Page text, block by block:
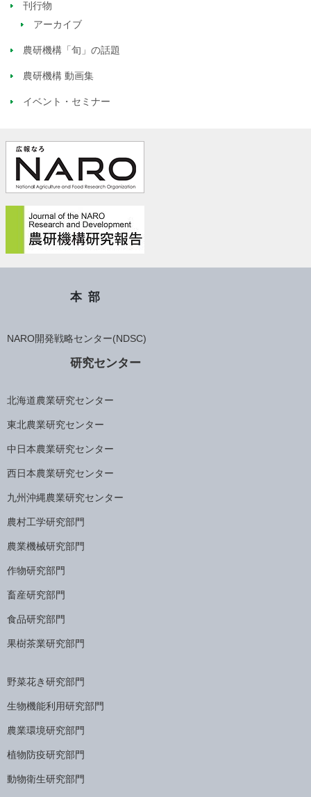
刊行物
アーカイブ
農研機構「旬」の話題
農研機構 動画集
イベント・セミナー
本部
NARO開発戦略センター(NDSC)
研究センター
北海道農業研究センター
東北農業研究センター
中日本農業研究センター
西日本農業研究センター
九州沖縄農業研究センター
農村工学研究部門
農業機械研究部門
作物研究部門
畜産研究部門
食品研究部門
果樹茶業研究部門
野菜花き研究部門
生物機能利用研究部門
農業環境研究部門
植物防疫研究部門
動物衛生研究部門